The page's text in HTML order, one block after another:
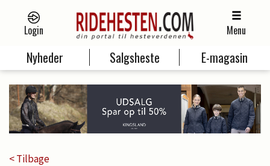
Login Menu
Nyheder Salgsheste E-magasin
< Tilbage